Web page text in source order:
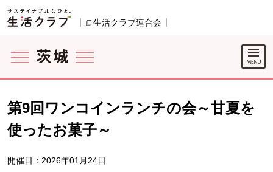
ページの先頭です。
生活クラブ連合会
ここからサイト内共通メニューです。
サイト内共通メニューをスキップする
サイト内共通メニューここまで。
第9回ワンコインランチの会～甘夏を
使ったお菓子～
開催日：2026年01月24日